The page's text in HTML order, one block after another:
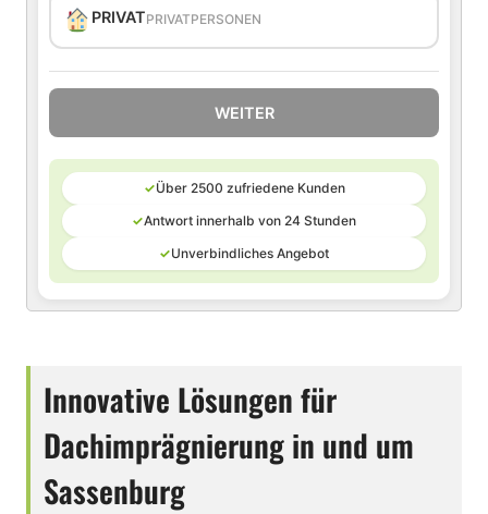
PRIVATPRIVATPERSONEN
WEITER
✓Über 2500 zufriedene Kunden
✓Antwort innerhalb von 24 Stunden
✓Unverbindliches Angebot
Innovative Lösungen für
Dachimprägnierung in und um
Sassenburg